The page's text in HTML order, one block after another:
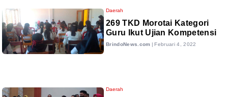
Daerah
269 TKD Morotai Kategori
Guru Ikut Ujian Kompetensi
BrindoNews.com | Februari 4, 2022
Daerah